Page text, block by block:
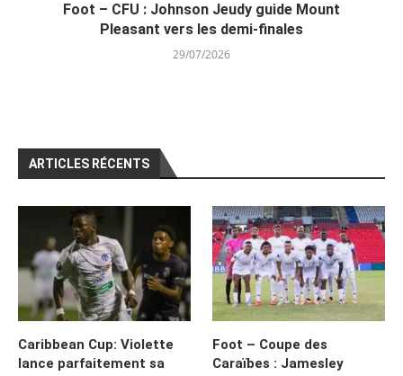
Foot – CFU : Johnson Jeudy guide Mount
Pleasant vers les demi-finales
29/07/2026
ARTICLES RÉCENTS
Caribbean Cup: Violette
lance parfaitement sa
Foot – Coupe des
Caraïbes : Jamesley